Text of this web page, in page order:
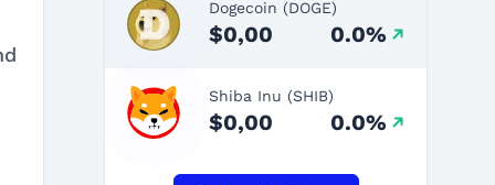
Dogecoin (DOGE)
$0,00 0.0%
Shiba Inu (SHIB)
$0,00 0.0%